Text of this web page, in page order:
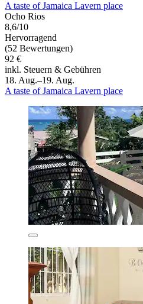
A taste of Jamaica Lavern place
Ocho Rios
8,6/10
Hervorragend
(52 Bewertungen)
92 €
inkl. Steuern & Gebühren
18. Aug.–19. Aug.
A taste of Jamaica Lavern place